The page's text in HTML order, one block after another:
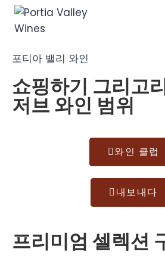
포티아 밸리 와인
쇼핑하기 그리고
저브 와인 범위
와인 클럽
내보내다
프리미엄 셀렉션